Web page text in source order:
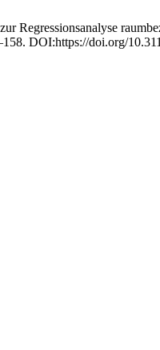
Regressionsanalyse
DOI:https://doi.org/